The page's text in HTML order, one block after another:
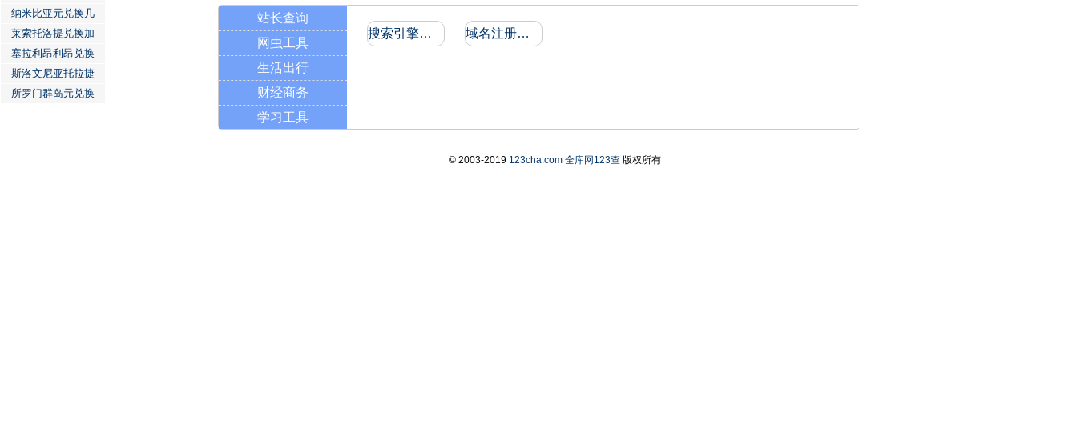
纳米比亚元兑换几
莱索托洛提兑换加
塞拉利昂利昂兑换
斯洛文尼亚托拉捷
所罗门群岛元兑换
站长查询
网虫工具
生活出行
财经商务
学习工具
搜索引擎收录和反向链接 域名注册信息
© 2003-2019 123cha.com 全库网123查版权所有